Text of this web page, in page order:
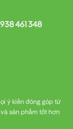
ý kiến đóng góp từ
sản phẩm tốt hơn
461 348